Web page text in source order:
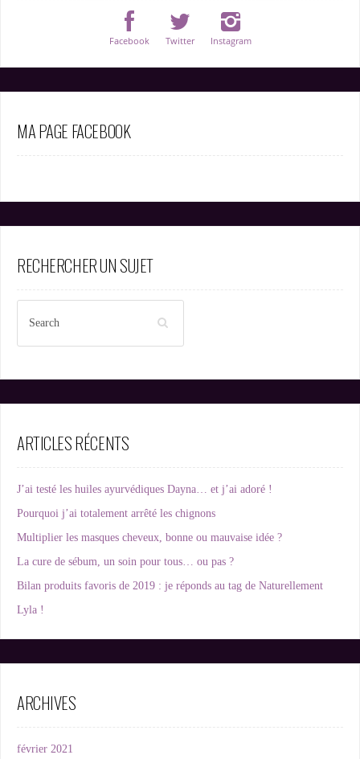
Facebook Twitter Instagram
MA PAGE FACEBOOK
RECHERCHER UN SUJET
ARTICLES RÉCENTS
J’ai testé les huiles ayurvédiques Dayna… et j’ai adoré !
Pourquoi j’ai totalement arrêté les chignons
Multiplier les masques cheveux, bonne ou mauvaise idée ?
La cure de sébum, un soin pour tous… ou pas ?
Bilan produits favoris de 2019 : je réponds au tag de Naturellement
Lyla !
ARCHIVES
février 2021